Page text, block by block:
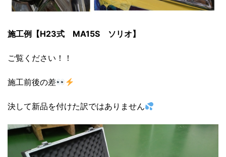
施工例【H23式 MA15S ソリオ】
ご覧ください！！
施工前後の差
決して新品を付けた訳ではありません